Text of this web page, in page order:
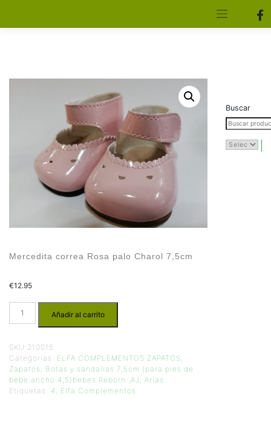
Mercedita correa Rosa palo Charol 7,5cm
€12.95
Añadir al carrito
SKU: 210015
Categorías: ELFA COMPLEMENTOS ZAPATOS
Zapatos, Botas y sandalias 7,5cm (para pies de
bebe ancho 4,5)bebes Reborn ,AJ, Arias....
Etiquetas: 4 Elfa Complementos
Buscar